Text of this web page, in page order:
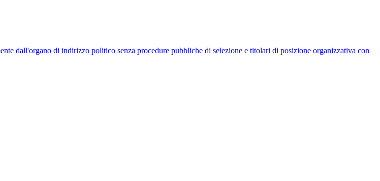
dall'organo di indirizzo politico senza procedure pubbliche di selezione e titolari di posizione organizzativa con